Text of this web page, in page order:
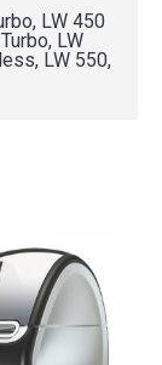
LW 450
LW
LW 550,